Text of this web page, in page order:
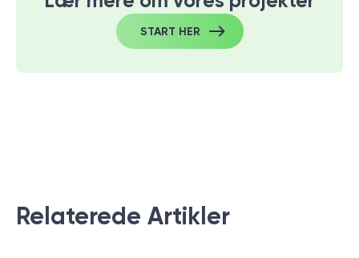
START HER
Relaterede Аrtikler